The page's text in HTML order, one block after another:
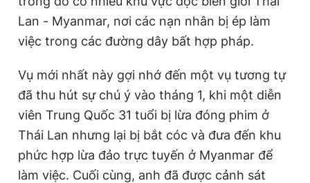
Lan - Myanmar, nơi các nạn nhân bị ép làm
việc trong các đường dây bất hợp pháp.
Vụ mới nhất này gợi nhớ đến một vụ tương tự
đã thu hút sự chú ý vào tháng 1, khi một diễn
viên Trung Quốc 31 tuổi bị lừa đóng phim ở
Thái Lan nhưng lại bị bắt cóc và đưa đến khu
phức hợp lừa đảo trực tuyến ở Myanmar để
làm việc. Cuối cùng, anh đã được cảnh sát